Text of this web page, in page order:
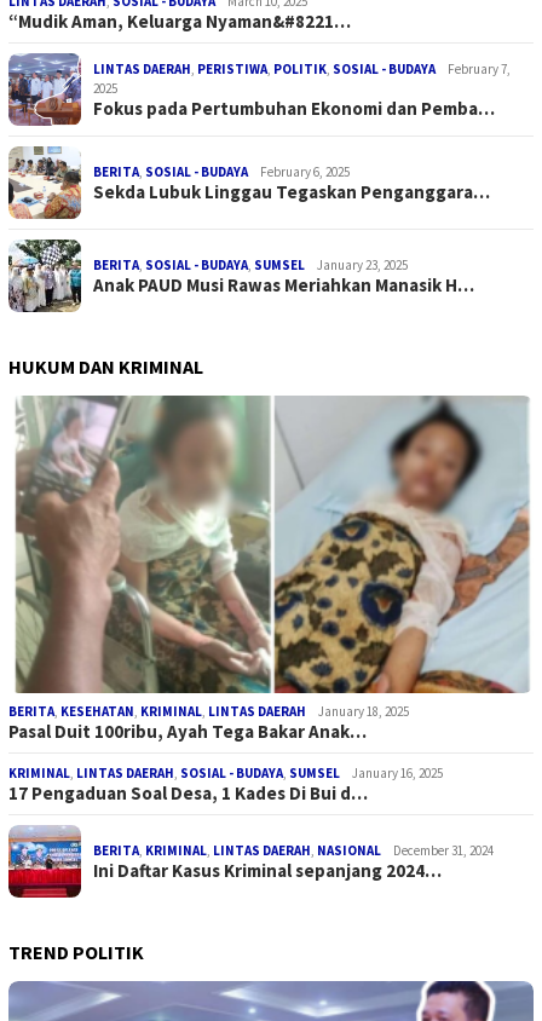
“Mudik Aman, Keluarga Nyaman&#8221…
LINTAS DAERAH, PERISTIWA, POLITIK, SOSIAL - BUDAYA
February 7,
2025
Fokus pada Pertumbuhan Ekonomi dan Pemba…
BERITA, SOSIAL - BUDAYA February 6, 2025
Sekda Lubuk Linggau Tegaskan Penganggara…
BERITA, SOSIAL - BUDAYA, SUMSEL January 23, 2025
Anak PAUD Musi Rawas Meriahkan Manasik H…
HUKUM DAN KRIMINAL
BERITA, KESEHATAN, KRIMINAL, LINTAS DAERAH January 18, 2025
Pasal Duit 100ribu, Ayah Tega Bakar Anak…
KRIMINAL, LINTAS DAERAH, SOSIAL - BUDAYA, SUMSEL January 16, 2025
17 Pengaduan Soal Desa, 1 Kades Di Bui d…
BERITA, KRIMINAL, LINTAS DAERAH, NASIONAL December 31, 2024
Ini Daftar Kasus Kriminal sepanjang 2024…
TREND POLITIK